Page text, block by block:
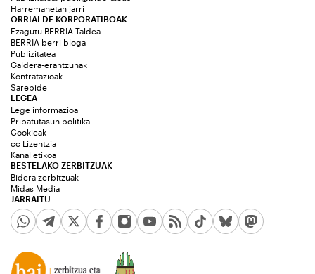
Harremanetan jarri
ORRIALDE KORPORATIBOAK
Ezagutu BERRIA Taldea
BERRIA berri bloga
Publizitatea
Galdera-erantzunak
Kontratazioak
Sarebide
JARRAITU
LEGEA
Lege informazioa
Pribatutasun politika
Cookieak
cc Lizentzia
Kanal etikoa
BESTELAKO ZERBITZUAK
Bidera zerbitzuak
Midas Media